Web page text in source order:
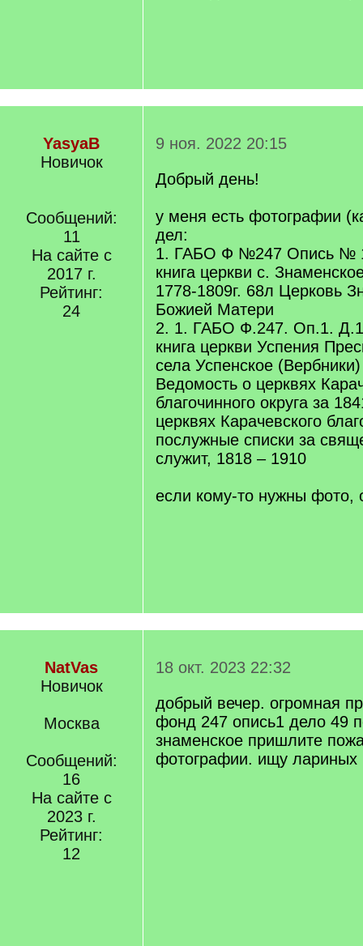
YasyaB
Новичок
Сообщений:
11
На сайте с
2017 г.
Рейтинг:
24
9 ноя. 2022 20:15
Добрый день!
у меня есть фотографии
дел:
1. ГАБО Ф №247 Опись №
книга церкви с.
1778-1809г. 68л Церковь
Божией Матери
2. 1. ГАБО Ф.247. Оп.1.
книга церкви Успения
села Успенское
Ведомость о церквях
благочинного округа за
церквях Карачевского
послужные списки за
служит, 1818 – 1910
если кому-то нужны фото,
NatVas
Новичок
Москва
Сообщений:
16
На сайте с
2023 г.
Рейтинг:
12
18 окт. 2023 22:32
добрый вечер. огромная
фонд 247 опись1 дело 49
знаменское пришлите
фотографии. ищу лариных